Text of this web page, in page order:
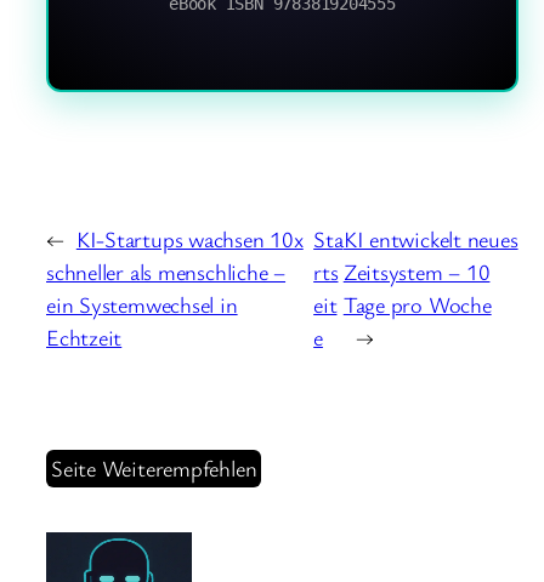
← KI-Startups wachsen 10x
schneller als menschliche –
ein Systemwechsel in
Echtzeit
Sta
rts
eit
e
KI entwickelt neues
Zeitsystem – 10
Tage pro Woche
→
Seite Weiterempfehlen